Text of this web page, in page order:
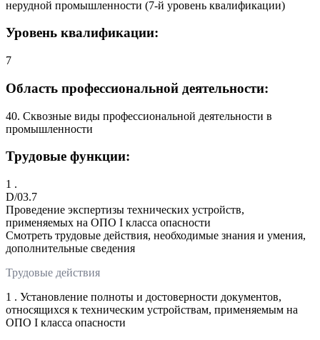
нерудной промышленности (7-й уровень квалификации)
Уровень квалификации:
7
Область профессиональной деятельности:
40. Сквозные виды профессиональной деятельности в
промышленности
Трудовые функции:
1 .
D/03.7
Проведение экспертизы технических устройств,
применяемых на ОПО I класса опасности
Смотреть трудовые действия, необходимые знания и умения,
дополнительные сведения
Трудовые действия
1 . Установление полноты и достоверности документов,
относящихся к техническим устройствам, применяемым на
ОПО I класса опасности